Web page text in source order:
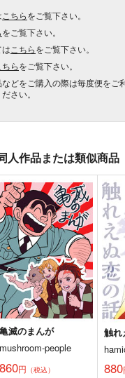
こちらをご覧下さい。
をご覧下さい。
こちらをご覧下さい。
ちらをご覧下さい。
どをご購入の際は毎度便をご
さい。
人作品または類似商品
亀滅のまんが
mushroom-people
860円 （税込）
触れ
880